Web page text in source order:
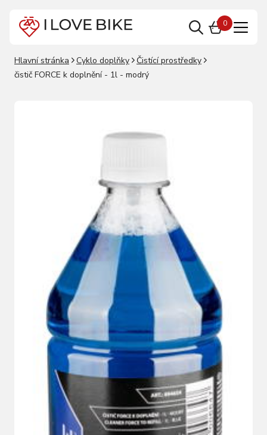
0
Hlavní stránka Cyklo doplňky
Čistící prostředky
čistič FORCE k doplnění - 1l - modrý